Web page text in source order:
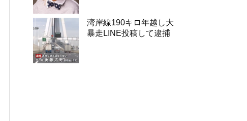
湾岸線190キロ年越し大
暴走LINE投稿して逮捕